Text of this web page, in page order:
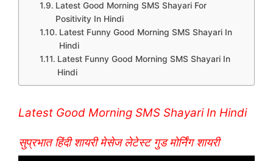
Latest Good Morning SMS Shayari For
Positivity In Hindi
Latest Funny Good Morning SMS Shayari In
Hindi
Latest Funny Good Morning SMS Shayari In
Hindi
Latest Good Morning SMS Shayari In Hindi
सुप्रभात हिंदी शायरी मेसेज लेटेस्ट गुड मोर्निंग शायरी